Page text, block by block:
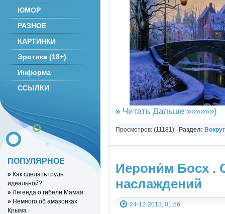
» Читать Дальше »»»»»»)
Просмотров: (11181) Раздел:
Иерони́м Босх .
наслаждений
24-12-2013, 01:56
ЮМОР
РАЗНОЕ
КАРТИНКИ
Эротика (18+)
Информа
ССЫЛКИ
ПОПУЛЯРНОЕ
» Как сделать грудь
идеальной?
» Легенда о гибели Мамая
» Немного об амазонках
Крыма